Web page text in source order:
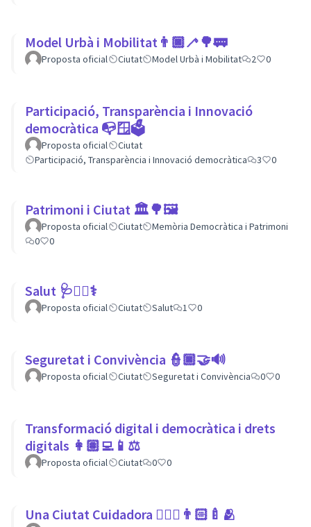
Model Urbà i Mobilitat👨🏿‍🦯🌳🚃
Proposta oficial Ciutat Model Urbà i Mobilitat 2 0
Participació, Transparència i Innovació
democràtica 📭🪟🗳
Proposta oficial
Ciutat
Participació, Transparència i Innovació democràtica
3 0
Patrimoni i Ciutat 🏛🌳🖼
Proposta oficial Ciutat
Memòria Democràtica i Patrimoni
0
0
Salut 🩺👩‍⚕️⚕
Proposta oficial Ciutat Salut 1 0
Seguretat i Convivència 👮🏿🤝🔊
Proposta oficial Ciutat Seguretat i Convivència 0 0
Transformació digital i democràtica i drets
digitals 👩🏽‍💻📱⚖
Proposta oficial Ciutat 0 0
Una Ciutat Cuidadora 💆🏾‍♀️👨🏻‍🍼🫂